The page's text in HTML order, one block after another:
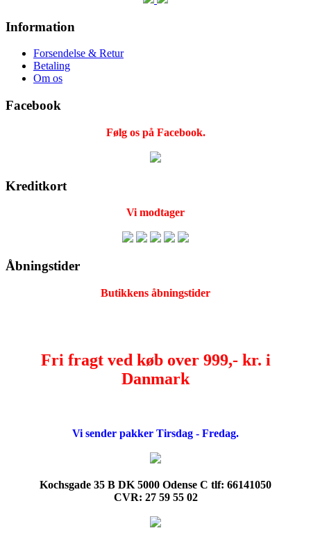
Information
Forsendelse & Retur
Betaling
Om os
Facebook
Følg os på Facebook.
Kreditkort
Vi modtager
Åbningstider
Butikkens åbningstider
Fri fragt ved køb over 999,- kr. i
Danmark
Vi sender pakker Tirsdag - Fredag.
Kochsgade 35 B DK 5000 Odense C tlf: 66141050
CVR: 27 59 55 02